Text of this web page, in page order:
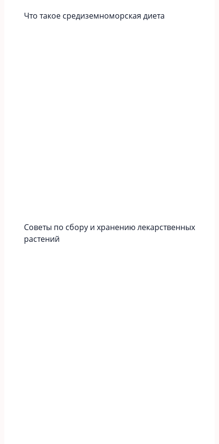
Что такое средиземноморская диета
Советы по сбору и хранению лекарственных
растений